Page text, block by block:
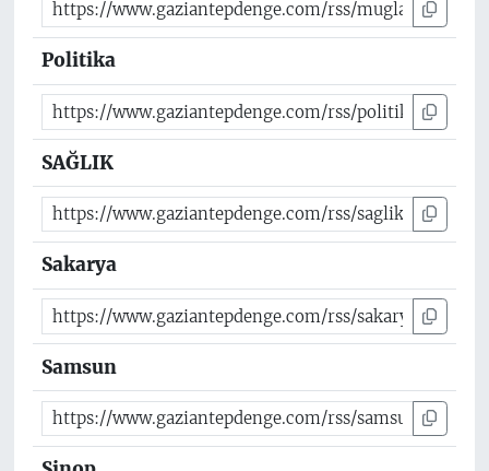
Politika
SAĞLIK
Sakarya
Samsun